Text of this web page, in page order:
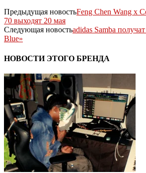
Предыдущая новостьFeng Chen Wang x
70 выходят 20 мая
Следующая новостьadidas Samba
Blue»
НОВОСТИ ЭТОГО БРЕНДА